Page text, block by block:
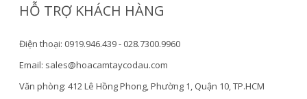
HỖ TRỢ KHÁCH HÀNG
Điện thoại: 0919.946.439 - 028.7300.9960
Email: sales@hoacamtaycodau.com
Văn phòng: 412 Lê Hồng Phong, Phường 1, Quận 10, TP.HCM